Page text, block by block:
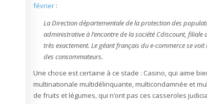
février :
La Direction départementale de la protection des
administrative à l’encontre de la société Cdiscount,
très exactement. Le géant français du e-commerce se
des consommateurs.
Une chose est certaine à ce stade : Casino, qui aime
multinationale multidélinquante, multicondamnée et
de fruits et légumes, qui n’ont pas ces casseroles